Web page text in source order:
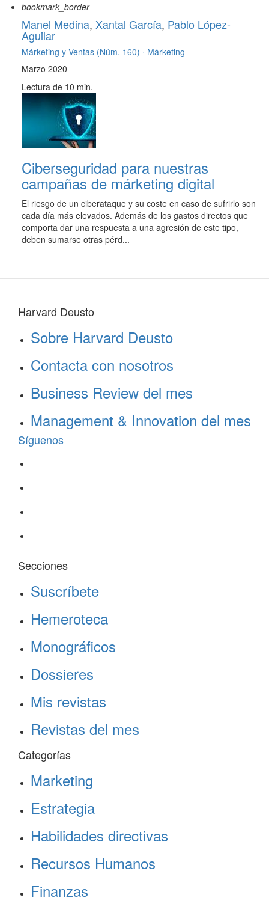
bookmark_border
Manel Medina, Xantal García, Pablo López-
Aguilar
Márketing y Ventas (Núm. 160) · Márketing
Marzo 2020
Lectura de 10 min.
Ciberseguridad para nuestras
campañas de márketing digital
El riesgo de un ciberataque y su coste en caso de sufrirlo son
cada día más elevados. Además de los gastos directos que
comporta dar una respuesta a una agresión de este tipo,
deben sumarse otras pérd...
Harvard Deusto
Sobre Harvard Deusto
Contacta con nosotros
Business Review del mes
Management & Innovation del mes
Síguenos
Secciones
Suscríbete
Hemeroteca
Monográficos
Dossieres
Mis revistas
Revistas del mes
Categorías
Marketing
Estrategia
Habilidades directivas
Recursos Humanos
Finanzas